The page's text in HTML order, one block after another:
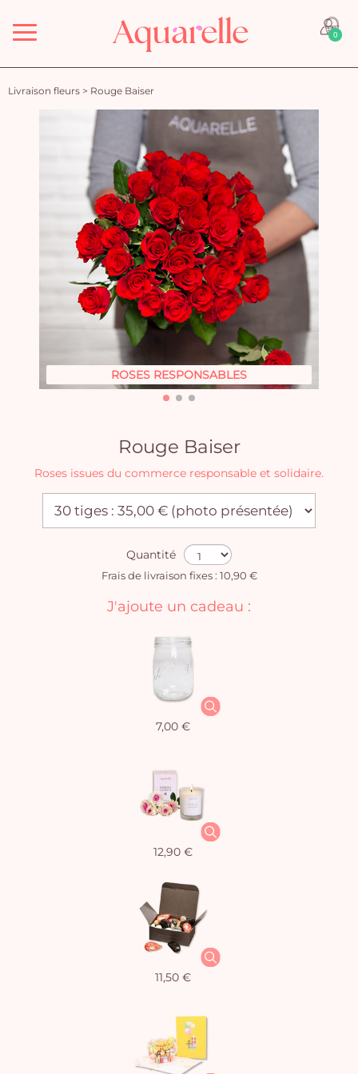
Menu 0
Livraison fleurs > Rouge Baiser
ROSES RESPONSABLES
Rouge Baiser
Roses issues du commerce responsable et solidaire.
Quantité
Frais de livraison fixes : 10,90 €
J'ajoute un cadeau :
7,00 €
12,90 €
11,50 €